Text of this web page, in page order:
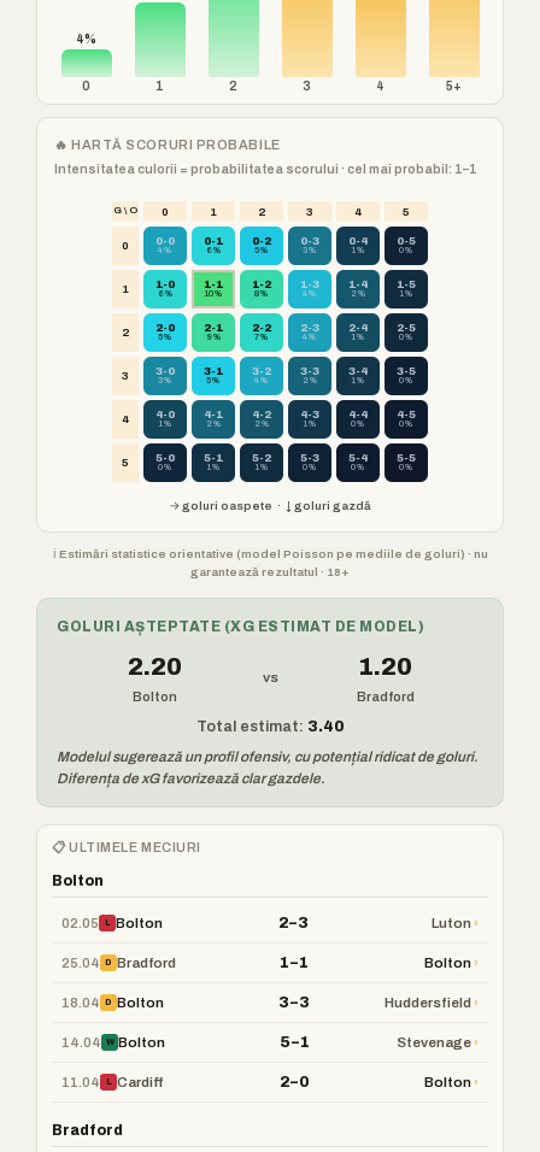
4%
0 1 2 3 4 5+
🔥 HARTĂ SCORURI PROBABILE
Intensitatea culorii = probabilitatea scorului · cel mai probabil: 1–1
G \ O 0 1 2 3 4 5
0 0-0
4%
0-1
6%
0-2
5%
0-3
3%
0-4
1%
0-5
0%
1 1-0
6%
1-1
10%
1-2
8%
1-3
4%
1-4
2%
1-5
1%
2 2-0
5%
2-1
9%
2-2
7%
2-3
4%
2-4
1%
2-5
0%
3 3-0
3%
3-1
5%
3-2
4%
3-3
2%
3-4
1%
3-5
0%
4 4-0
1%
4-1
2%
4-2
2%
4-3
1%
4-4
0%
4-5
0%
5 5-0
0%
5-1
1%
5-2
1%
5-3
0%
5-4
0%
5-5
0%
→ goluri oaspete · ↓ goluri gazdă
ℹ️ Estimări statistice orientative (model Poisson pe mediile de goluri) · nu
garantează rezultatul · 18+
GOLURI AȘTEPTATE (XG ESTIMAT DE MODEL)
2.20
Bolton
vs 1.20
Bradford
Total estimat: 3.40
Modelul sugerează un profil ofensiv, cu potențial ridicat de goluri.
Diferența de xG favorizează clar gazdele.
📋 ULTIMELE MECIURI
Bolton
02.05 L Bolton 2–3 Luton›
25.04 D Bradford 1–1 Bolton›
18.04 D Bolton 3–3 Huddersfield›
14.04 W Bolton 5–1 Stevenage›
11.04 L Cardiff 2–0 Bolton›
Bradford